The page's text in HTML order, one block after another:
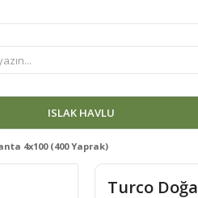
ISLAK HAVLU
4x100 (400 Yaprak)
Turco